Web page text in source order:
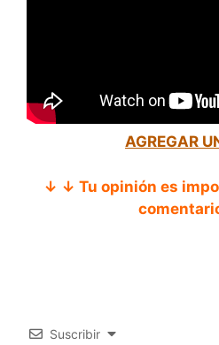
AGREGAR
↓ ↓ Tu opinión es
Suscribir